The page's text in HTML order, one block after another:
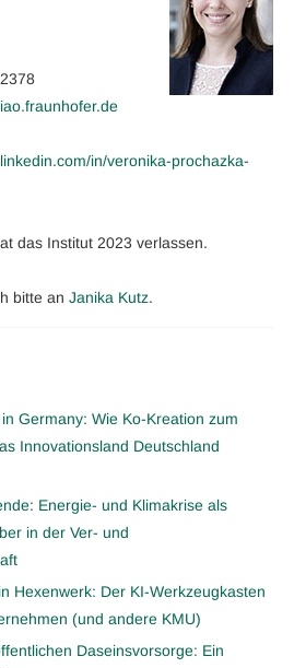
in/veronika-prochazka-
das Institut 2023 verlassen.
bitte an Janika Kutz.
Germany: Wie Ko-Kreation zum
Innovationsland Deutschland
Energie- und Klimakrise als
in der Ver- und
Hexenwerk: Der KI-Werkzeugkasten
(und andere KMU)
Daseinsvorsorge: Ein